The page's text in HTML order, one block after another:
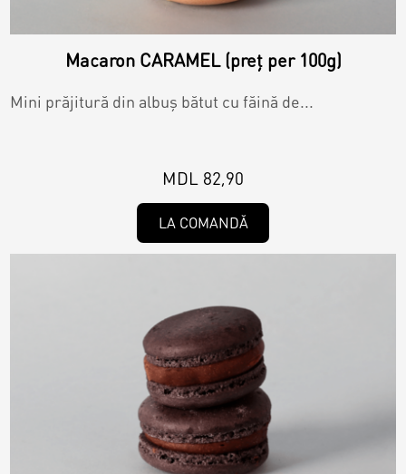
Macaron CARAMEL (preț per 100g)
Mini prăjitură din albuș bătut cu făină de...
MDL 82,90
LA COMANDĂ